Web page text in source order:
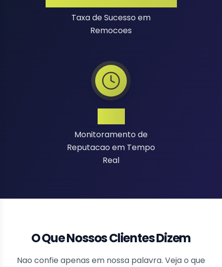
Taxa de Sucesso em
Remocoes
Monitoramento de
Reputacao em Tempo
Real
O Que Nossos Clientes Dizem
Nao confie apenas em nossa palavra. Veja o que